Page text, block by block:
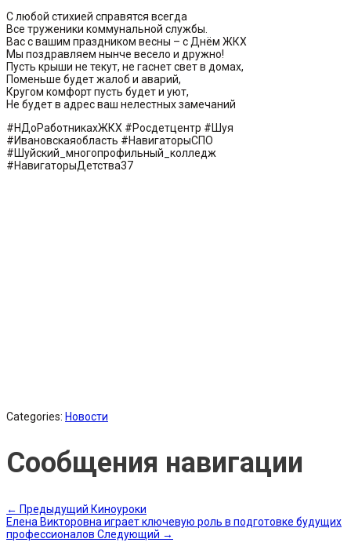
С любой стихией справятся всегда
Все труженики коммунальной службы.
Вас с вашим праздником весны – с Днём ЖКХ
Мы поздравляем нынче весело и дружно!
Пусть крыши не текут, не гаснет свет в домах,
Поменьше будет жалоб и аварий,
Кругом комфорт пусть будет и уют,
Не будет в адрес ваш нелестных замечаний
#НДоРаботникахЖКХ #Росдетцентр #Шуя
#Ивановскаяобласть #НавигаторыСПО
#Шуйский_многопрофильный_колледж
#НавигаторыДетства37
Categories: Новости
Сообщения навигации
← Предыдущий Киноуроки
Елена Викторовна играет ключевую роль в подготовке будущих
профессионалов Следующий →